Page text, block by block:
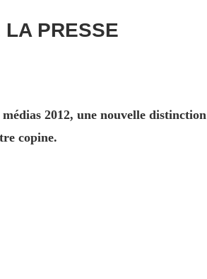
PRESSE
2012, une nouvelle distinction
copine.